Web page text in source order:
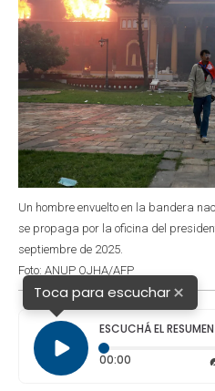
Un hombre envuelto en la bandera
se propaga por la oficina del
septiembre de 2025.
Foto: ANUP OJHA/AFP
Toca para escuchar×
ESCUCHÁ EL
00:00 Tiempo